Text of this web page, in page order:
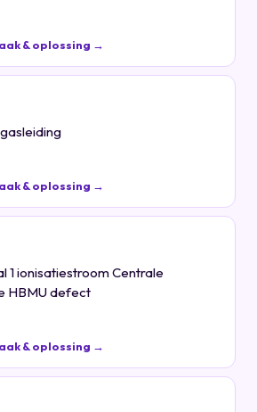
& oplossing →
& oplossing →
1 ionisatiestroom Centrale
HBMU defect
& oplossing →